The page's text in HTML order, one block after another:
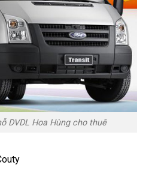
DVDL Hoa Hùng cho thuê